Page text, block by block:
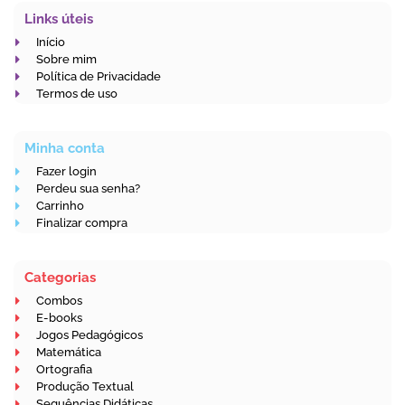
Links úteis
Início
Sobre mim
Política de Privacidade
Termos de uso
Minha conta
Fazer login
Perdeu sua senha?
Carrinho
Finalizar compra
Categorias
Combos
E-books
Jogos Pedagógicos
Matemática
Ortografia
Produção Textual